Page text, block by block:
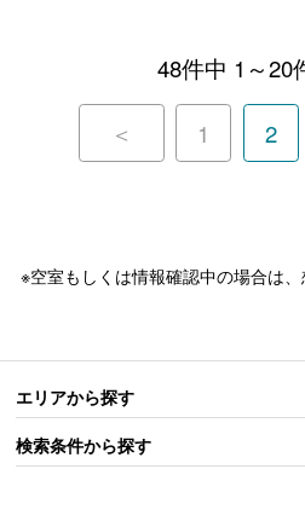
48件中 1～20
＜ 1 2
※空室もしくは情報確認中の場合は、
エリアから探す
検索条件から探す